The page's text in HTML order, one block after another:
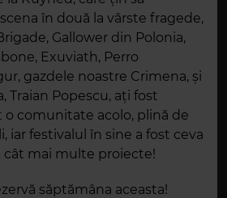
în două la vârste fragede,
Gallower din Polonia,
Exuviath, Perro
gazdele noastre Crimena, și
Traian Popescu, ați fost
comunitate acolo, plină de
iar festivalul în sine a fost ceva
cât mai multe proiecte!
săptămâna aceasta!